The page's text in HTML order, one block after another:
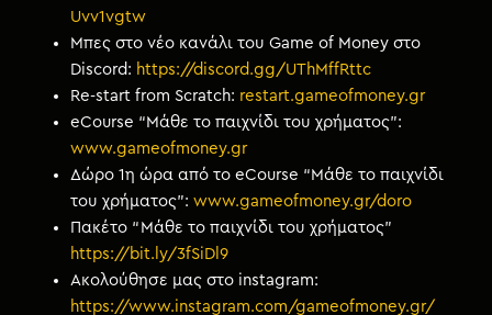
Uvv1vgtw
Μπες στο νέο κανάλι του Game of Money στο
Discord: https://discord.gg/UThMffRttc
Re-start from Scratch: restart.gameofmoney.gr
eCourse “Μάθε το παιχνίδι του χρήματος”:
www.gameofmoney.gr
Δώρο 1η ώρα από το eCourse “Μάθε το παιχνίδι
του χρήματος”:www.gameofmoney.gr/doro
Πακέτο “Μάθε το παιχνίδι του χρήματος”
https://bit.ly/3fSiDl9
Ακολούθησε μας στο instagram:
https://www.instagram.com/gameofmoney.gr/